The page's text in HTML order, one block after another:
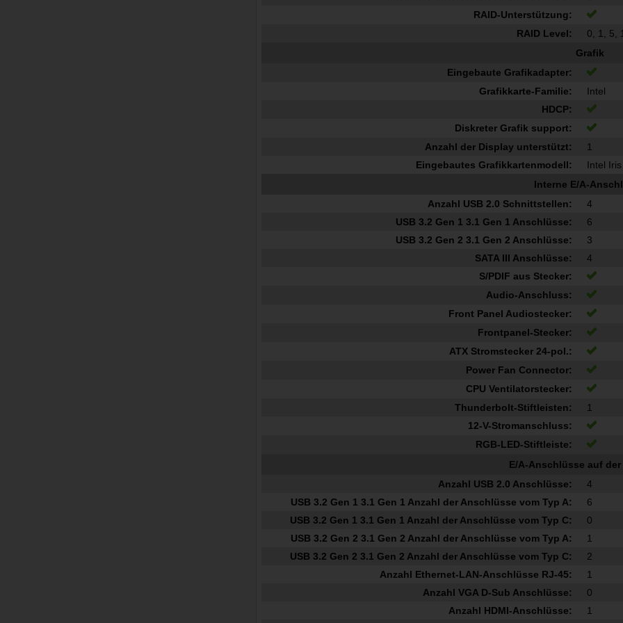
RAID-Unterstützung:
RAID Level:
0, 1, 5,
Grafik
Eingebaute Grafikadapter:
Grafikkarte-Familie:
Intel
HDCP:
Diskreter Grafik support:
Anzahl der Display unterstützt:
1
Eingebautes Grafikkartenmodell:
Intel
Interne E/A-
Anzahl USB 2.0 Schnittstellen:
4
USB 3.2 Gen 1 3.1 Gen 1 Anschlüsse:
6
USB 3.2 Gen 2 3.1 Gen 2 Anschlüsse:
3
SATA III Anschlüsse:
4
S/PDIF aus Stecker:
Audio-Anschluss:
Front Panel Audiostecker:
Frontpanel-Stecker:
ATX Stromstecker 24-pol.:
Power Fan Connector:
CPU Ventilatorstecker:
Thunderbolt-Stiftleisten:
1
12-V-Stromanschluss:
RGB-LED-Stiftleiste:
E/A-Anschlüsse auf
Anzahl USB 2.0 Anschlüsse:
4
USB 3.2 Gen 1 3.1 Gen 1 Anzahl der Anschlüsse vom Typ A:
6
USB 3.2 Gen 1 3.1 Gen 1 Anzahl der Anschlüsse vom Typ C:
0
USB 3.2 Gen 2 3.1 Gen 2 Anzahl der Anschlüsse vom Typ A:
1
USB 3.2 Gen 2 3.1 Gen 2 Anzahl der Anschlüsse vom Typ C:
2
Anzahl Ethernet-LAN-Anschlüsse RJ-45:
1
Anzahl VGA D-Sub Anschlüsse:
0
Anzahl HDMI-Anschlüsse:
1